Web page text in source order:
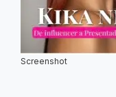
Screenshot